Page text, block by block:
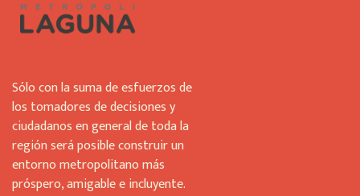
Sólo con la suma de esfuerzos de
los tomadores de decisiones y
ciudadanos en general de toda la
región será posible construir un
entorno metropolitano más
próspero, amigable e incluyente.